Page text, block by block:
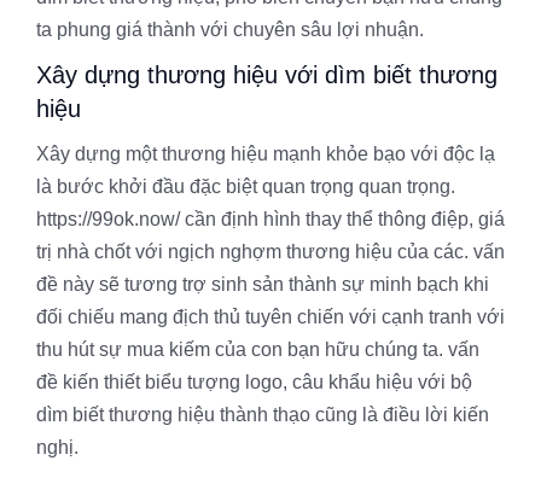
ta phung giá thành với chuyên sâu lợi nhuận.
Xây dựng thương hiệu với dìm biết thương
hiệu
Xây dựng một thương hiệu mạnh khỏe bạo với độc lạ
là bước khởi đầu đặc biệt quan trọng quan trọng.
https://99ok.now/ cần định hình thay thể thông điệp, giá
trị nhà chốt với ngịch nghợm thương hiệu của các. vấn
đề này sẽ tương trợ sinh sản thành sự minh bạch khi
đối chiếu mang địch thủ tuyên chiến với cạnh tranh với
thu hút sự mua kiếm của con bạn hữu chúng ta. vấn
đề kiến thiết biểu tượng logo, câu khẩu hiệu với bộ
dìm biết thương hiệu thành thạo cũng là điều lời kiến
nghị.